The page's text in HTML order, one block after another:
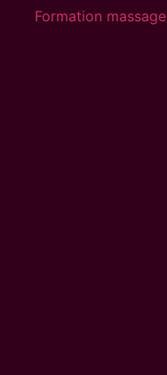
Formation massage